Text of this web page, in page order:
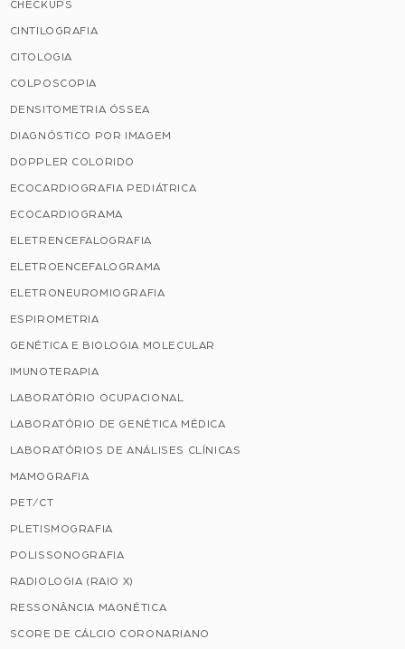
CHECKUPS
CINTILOGRAFIA
CITOLOGIA
COLPOSCOPIA
DENSITOMETRIA ÓSSEA
DIAGNÓSTICO POR IMAGEM
DOPPLER COLORIDO
ECOCARDIOGRAFIA PEDIÁTRICA
ECOCARDIOGRAMA
ELETRENCEFALOGRAFIA
ELETROENCEFALOGRAMA
ELETRONEUROMIOGRAFIA
ESPIROMETRIA
GENÉTICA E BIOLOGIA MOLECULAR
IMUNOTERAPIA
LABORATÓRIO OCUPACIONAL
LABORATÓRIO DE GENÉTICA MÉDICA
LABORATÓRIOS DE ANÁLISES CLÍNICAS
MAMOGRAFIA
PET/CT
PLETISMOGRAFIA
POLISSONOGRAFIA
RADIOLOGIA (RAIO X)
RESSONÂNCIA MAGNÉTICA
SCORE DE CÁLCIO CORONARIANO